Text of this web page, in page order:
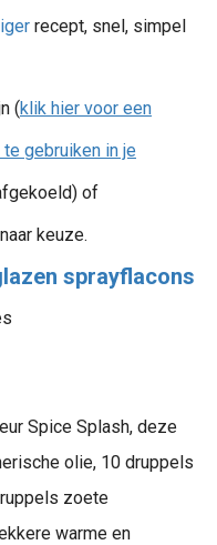
recept, snel, simpel
(klik hier voor een
gebruiken in je
of
keuze.
Spice Splash, deze
olie, 10 druppels
zoete
warme en